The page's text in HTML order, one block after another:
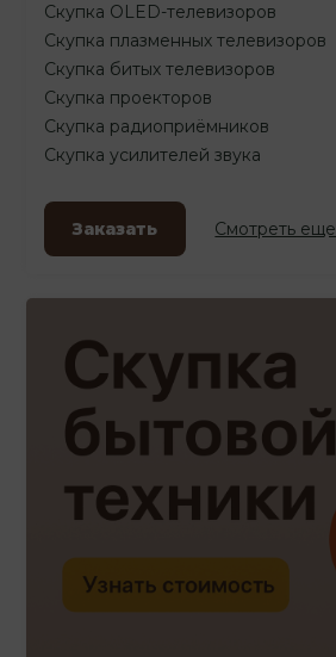
Скупка OLED-телевизоров
Скупка плазменных телевизоров
Скупка битых телевизоров
Скупка проекторов
Скупка радиоприёмников
Скупка усилителей звука
Заказать Смотреть еще